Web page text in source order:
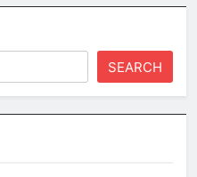
SEARCH